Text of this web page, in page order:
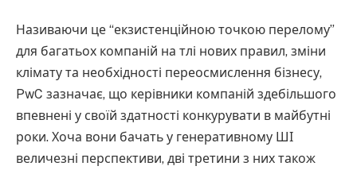
Називаючи це “екзистенційною точкою перелому”
для багатьох компаній на тлі нових правил, зміни
клімату та необхідності переосмислення бізнесу,
PwC зазначає, що керівники компаній здебільшого
впевнені у своїй здатності конкурувати в майбутні
роки. Хоча вони бачать у генеративному ШІ
величезні перспективи, дві третини з них також